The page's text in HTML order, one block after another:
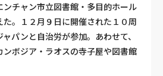
ンチャン市立図書館・多目的ホール
。１２月９日に開催された１０周
パンと自治労が参加。あわせて、
ンボジア・ラオスの寺子屋や図書館